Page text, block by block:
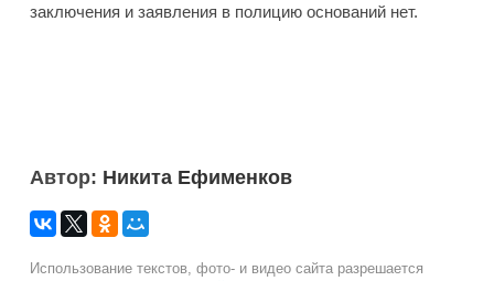
заключения и заявления в полицию оснований нет.
Автор: Никита Ефименков
Использование текстов, фото- и видео сайта разрешается